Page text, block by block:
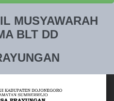
MUSYAWARAH
BLT DD